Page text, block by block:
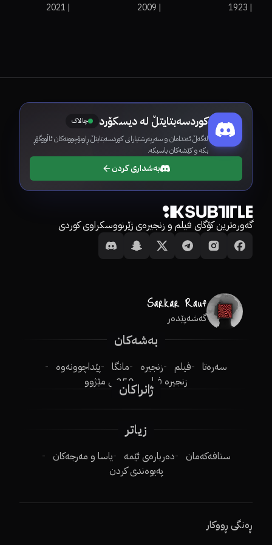
|
1923
|
2009
|
2021
کوردسەبتایتڵ لە دیسکۆرد چالاک
لەگەڵ ئەندامان و سەرپەرشتیارانی کوردسەبتایتڵ ڕاوبۆچوونەکان ئاڵووگۆڕ
بکە و کێشەکان باسبکە.
بەشداری کردن
گەورەترین کۆگای فیلم و زنجیرەی ژێرنووسکراوی کوردی
گەشەپێدەر
بەشەکان
سەرەتا فیلم زنجیرە مانگا
پێداچوونەوە
زنجیرە فیلم
250ـی مێژوو
ژانراکان
زیاتر
ستافەکەمان دەربارەی ئێمە
یاسا و مەرجەکان
پەیوەندی کردن
ڕەنگی ڕووکار